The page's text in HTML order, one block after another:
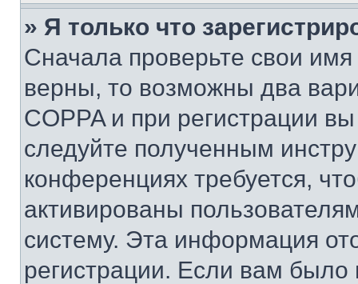
» Я только что
Сначала проверьте свои
верны, то возможны два
COPPA и при регистрации
следуйте полученным
конференциях требуется,
активированы
систему. Эта информация
регистрации. Если вам